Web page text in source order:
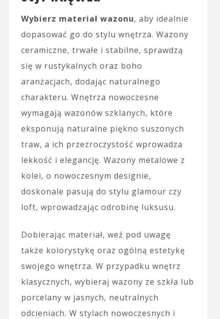
Wybierz materiał wazonu, aby idealnie
dopasować go do stylu wnętrza. Wazony
ceramiczne, trwałe i stabilne, sprawdzą
się w rustykalnych oraz boho
aranżacjach, dodając naturalnego
charakteru. Wnętrza nowoczesne
wymagają wazonów szklanych, które
eksponują naturalne piękno suszonych
traw, a ich przezroczystość wprowadza
lekkość i elegancję. Wazony metalowe z
kolei, o nowoczesnym designie,
doskonale pasują do stylu glamour czy
loft, wprowadzając odrobinę luksusu.
Dobierając materiał, weź pod uwagę
także kolorystykę oraz ogólną estetykę
swojego wnętrza. W przypadku wnętrz
klasycznych, wybieraj wazony ze szkła lub
porcelany w jasnych, neutralnych
odcieniach. W stylach nowoczesnych i